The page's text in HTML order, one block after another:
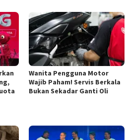
Wanita Pengguna Motor
Wajib Paham! Servis Berkala
Bukan Sekadar Ganti Oli